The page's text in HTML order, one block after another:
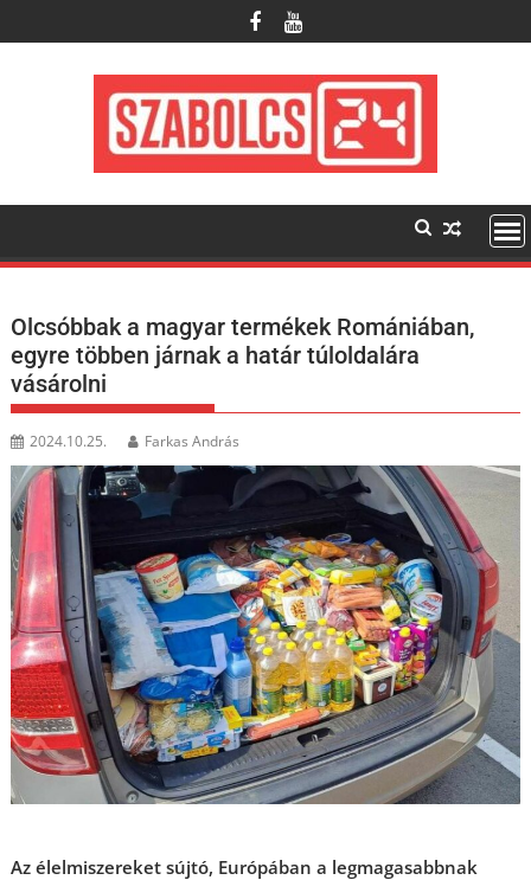
to
Olcsóbbak a magyar termékek Romániában,
egyre többen járnak a határ túloldalára
vásárolni
2024.10.25. Farkas András
Az élelmiszereket sújtó, Európában a legmagasabbnak